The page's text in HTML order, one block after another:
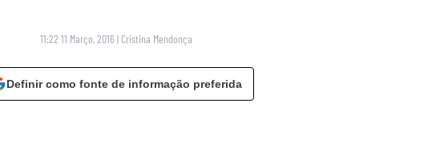
11:22 11 Março, 2016 | Cristina Mendonça
Definir como fonte de informação preferida